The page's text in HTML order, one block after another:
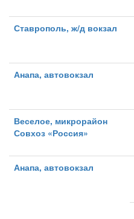
Ставрополь, ж/д вокзал
Анапа, автовокзал
Веселое, микрорайон
Совхоз «Россия»
Анапа, автовокзал